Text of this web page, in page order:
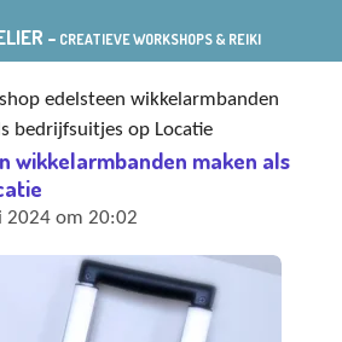
- CREATIEVE WORKSHOPS & REIKI
edelsteen wikkelarmbanden
bedrijfsuitjes op Locatie
wikkelarmbanden maken als
2024 om 20:02